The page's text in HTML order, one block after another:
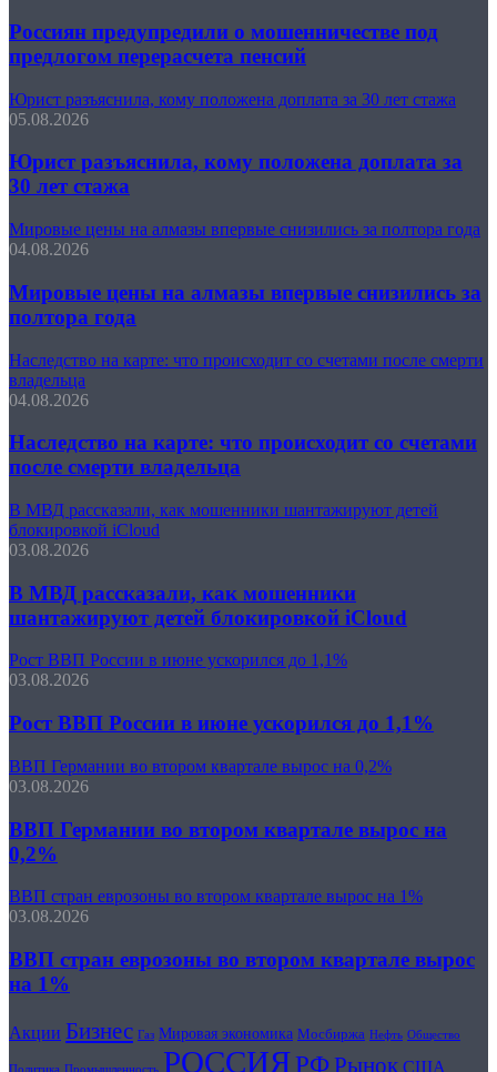
Россиян предупредили о мошенничестве под
предлогом перерасчета пенсий
Юрист разъяснила, кому положена доплата за 30 лет стажа
05.08.2026
Юрист разъяснила, кому положена доплата за
30 лет стажа
Мировые цены на алмазы впервые снизились за полтора года
04.08.2026
Мировые цены на алмазы впервые снизились за
полтора года
Наследство на карте: что происходит со счетами после смерти
владельца
04.08.2026
Наследство на карте: что происходит со счетами
после смерти владельца
В МВД рассказали, как мошенники шантажируют детей
блокировкой iCloud
03.08.2026
В МВД рассказали, как мошенники
шантажируют детей блокировкой iCloud
Рост ВВП России в июне ускорился до 1,1%
03.08.2026
Рост ВВП России в июне ускорился до 1,1%
ВВП Германии во втором квартале вырос на 0,2%
03.08.2026
ВВП Германии во втором квартале вырос на
0,2%
ВВП стран еврозоны во втором квартале вырос на 1%
03.08.2026
ВВП стран еврозоны во втором квартале вырос
на 1%
Акции Бизнес Газ Мировая экономика Мосбиржа Нефть Общество
Политика Промышленность РОССИЯРФРынок США